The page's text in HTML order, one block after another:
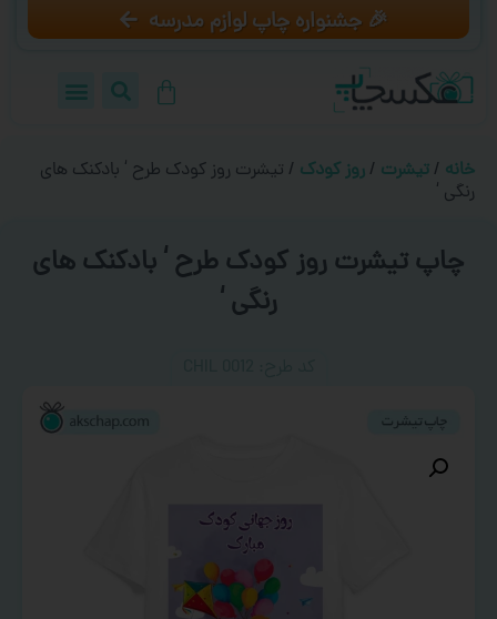
🎉 جشنواره چاپ لوازم مدرسه
خانه / تیشرت / روز کودک / تیشرت روز کودک طرح ‘ بادکنک های
رنگی ‘
چاپ تیشرت روز کودک طرح ‘ بادکنک های
رنگی ‘